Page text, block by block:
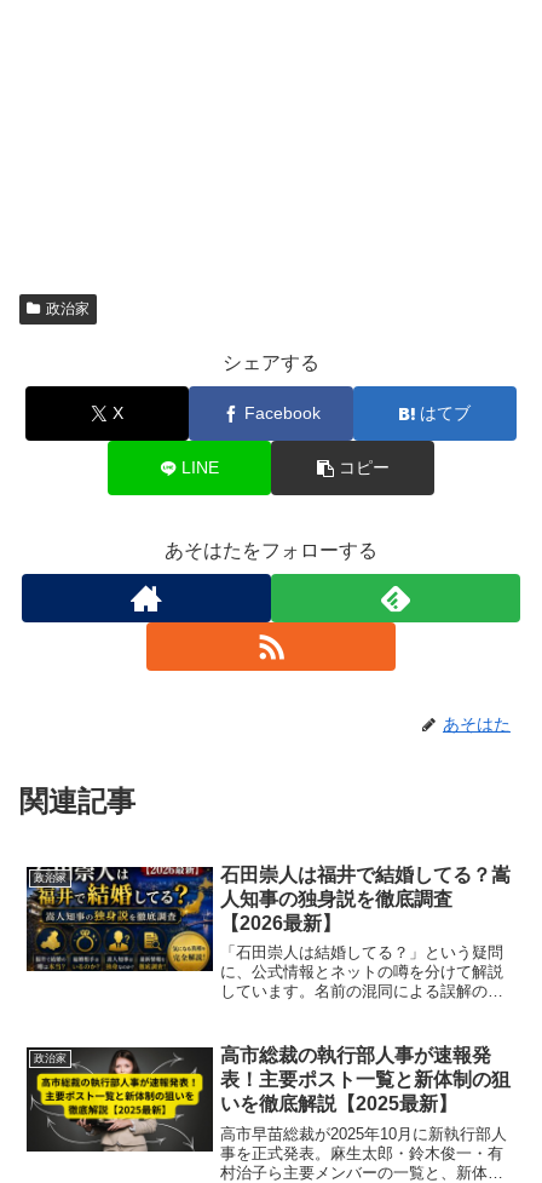
政治家
シェアする
X Facebook はてブ
LINE コピー
あそはたをフォローする
あそはた
関連記事
政治家
石田崇人は福井で結婚してる？嵩
人知事の独身説を徹底調査
【2026最新】
「石田崇人は結婚してる？」という疑問
に、公式情報とネットの噂を分けて解説
しています。名前の混同による誤解の原
政治家
高市総裁の執行部人事が速報発
表！主要ポスト一覧と新体制の狙
いを徹底解説【2025最新】
高市早苗総裁が2025年10月に新執行部人
事を正式発表。麻生太郎・鈴木俊一・有
村治子ら主要メンバーの一覧と、新体制